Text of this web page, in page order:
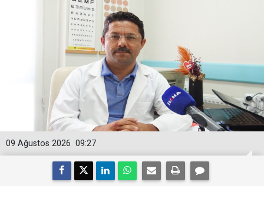
09:27
09 Ağustos 2026